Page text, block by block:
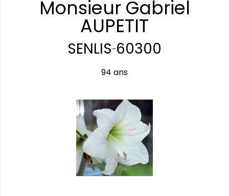
Monsieur Gabriel
AUPETIT
SENLIS-60300
94 ans